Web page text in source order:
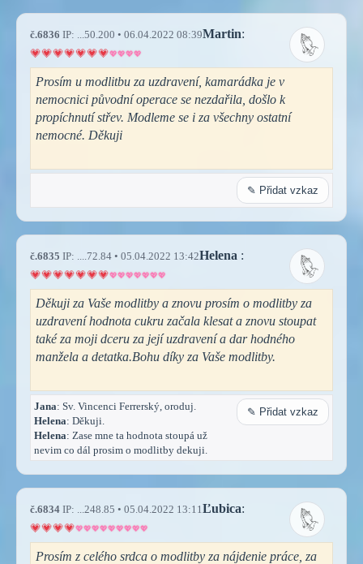
č.6836 IP: ...50.200 • 06.04.2022 08:39Martin:
Prosím u modlitbu za uzdravení, kamarádka je v
nemocnici původní operace se nezdařila, došlo k
propíchnutí střev. Modleme se i za všechny ostatní
nemocné. Děkuji
✎ Přidat vzkaz
č.6835 IP: ....72.84 • 05.04.2022 13:42Helena :
Děkuji za Vaše modlitby a znovu prosím o modlitby za
uzdravení hodnota cukru začala klesat a znovu stoupat
také za moji dceru za její uzdravení a dar hodného
manžela a detatka.Bohu díky za Vaše modlitby.
Jana: Sv. Vincenci Ferrerský, oroduj.
Helena: Děkuji.
Helena: Zase mne ta hodnota stoupá už
nevim co dál prosim o modlitby dekuji.
✎ Přidat vzkaz
č.6834 IP: ...248.85 • 05.04.2022 13:11 Ľubica:
Prosím z celého srdca o modlitby za nájdenie práce, za